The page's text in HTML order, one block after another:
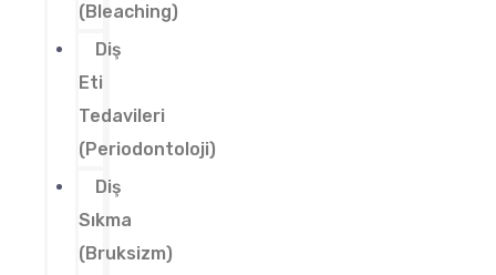
(Bleaching)
Diş
Eti
Tedavileri
(Periodontoloji)
Diş
Sıkma
(Bruksizm)